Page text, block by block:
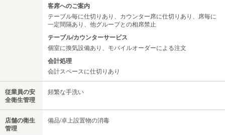
客席へのご案内
テーブル毎に仕切りあり、カウンター席に仕切りあり、席毎に
一定間隔あり、他グループとの相席禁止
テーブル/カウンターサービス
個室に換気設備あり、モバイルオーダーによる注文
会計処理
会計スペースに仕切りあり
従業員の安
全衛生管理
頻繁な手洗い
店舗の衛生
管理
備品/卓上設置物の消毒